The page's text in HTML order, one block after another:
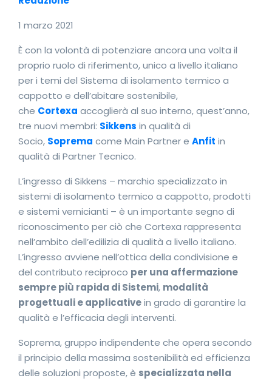
1 marzo 2021
È con la volontà di potenziare ancora una volta il
proprio ruolo di riferimento, unico a livello italiano
per i temi del Sistema di isolamento termico a
cappotto e dell’abitare sostenibile,
che Cortexa accoglierà al suo interno, quest’anno,
tre nuovi membri: Sikkens in qualità di
Socio, Soprema come Main Partner e Anfit in
qualità di Partner Tecnico.
L’ingresso di Sikkens – marchio specializzato in
sistemi di isolamento termico a cappotto, prodotti
e sistemi vernicianti – è un importante segno di
riconoscimento per ciò che Cortexa rappresenta
nell’ambito dell’edilizia di qualità a livello italiano.
L’ingresso avviene nell’ottica della condivisione e
del contributo reciproco per una affermazione
sempre più rapida di Sistemi, modalità
progettuali e applicativein grado di garantire la
qualità e l’efficacia degli interventi.
Soprema, gruppo indipendente che opera secondo
il principio della massima sostenibilità ed efficienza
delle soluzioni proposte, è specializzata nella